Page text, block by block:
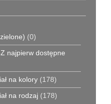
(0)
najpierw dostępne
na kolory (178)
na rodzaj (178)